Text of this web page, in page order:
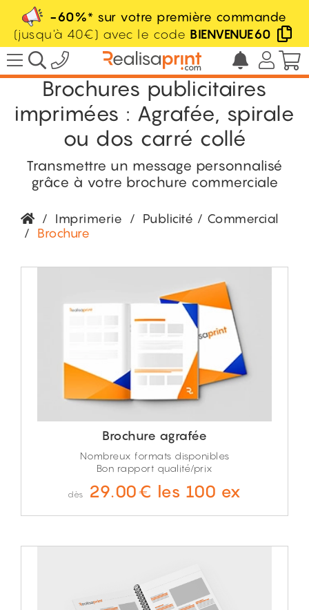
-60%* sur votre première commande
(jusqu'à 40€) avec le code BIENVENUE60
Brochures publicitaires
imprimées : Agrafée, spirale
ou dos carré collé
Transmettre un message personnalisé
grâce à votre brochure commerciale
/ Imprimerie /
Publicité / Commercial
/
Brochure
Brochure agrafée
Nombreux formats disponibles
Bon rapport qualité/prix
dès 29.00€ les 100 ex